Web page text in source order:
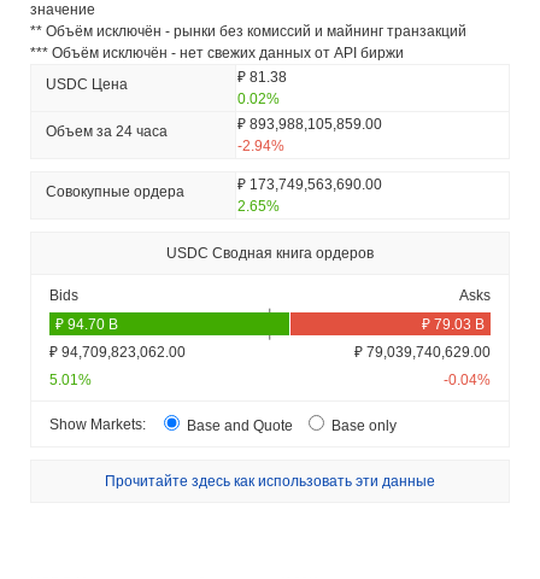
значение
** Объём исключён - рынки без комиссий и майнинг транзакций
*** Объём исключён - нет свежих данных от API биржи
USDC Цена
₽ 81.38
0.02%
Объем за 24 часа
₽ 893,988,105,859.00
-2.94%
Совокупные ордера
₽ 173,749,563,690.00
2.65%
USDC Сводная книга ордеров
Bids Asks
₽ 94,709,823,062.00
₽ 79,039,740,629.00
5.01%
-0.04%
Show Markets: Base and Quote Base only
Прочитайте здесь как использовать эти данные